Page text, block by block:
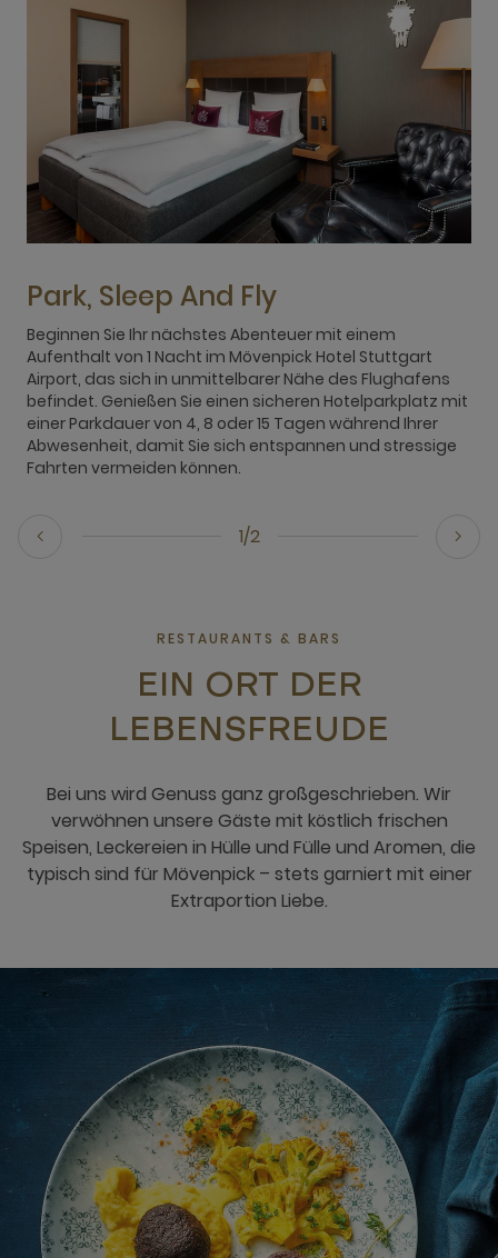
1/2
Park, Sleep And Fly
Beginnen Sie Ihr nächstes Abenteuer mit einem
Aufenthalt von 1 Nacht im Mövenpick Hotel Stuttgart
Airport, das sich in unmittelbarer Nähe des Flughafens
befindet. Genießen Sie einen sicheren Hotelparkplatz mit
einer Parkdauer von 4, 8 oder 15 Tagen während Ihrer
Abwesenheit, damit Sie sich entspannen und stressige
Fahrten vermeiden können.
RESTAURANTS & BARS
EIN ORT DER
LEBENSFREUDE
Bei uns wird Genuss ganz großgeschrieben. Wir
verwöhnen unsere Gäste mit köstlich frischen
Speisen, Leckereien in Hülle und Fülle und Aromen, die
typisch sind für Mövenpick – stets garniert mit einer
Extraportion Liebe.